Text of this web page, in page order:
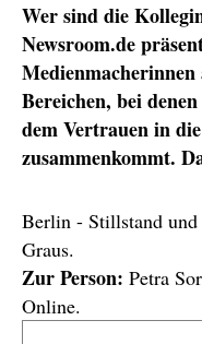
Wer sind die
Newsroom.de
Medienmacherinnen
Bereichen, bei
dem Vertrauen in
zusammenkommt.
Berlin - Stillstand
Graus.
Zur Person: Petra
Online.